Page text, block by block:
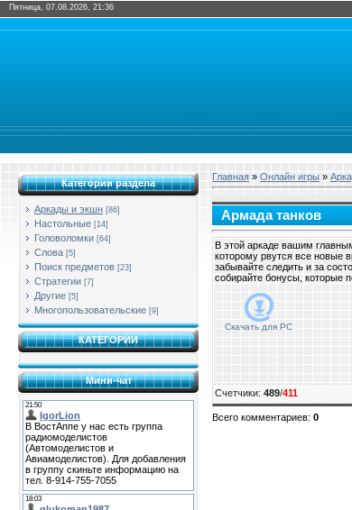
Пятница, 07.08.2026, 21:36
Категории раздела
Аркады и экшн [86]
Настольные [14]
Головоломки [64]
Слова [5]
Поиск предметов [23]
Стратегии [7]
Другие [5]
Многопользовательские [9]
КАТЕГОРИИ
Мини-чат
Главная » Онлайн игры »
Армада танков
В этой аркаде вашим
которому рвутся все новые
забывайте следить и за
собирайте бонусы, которые
Скачать для PC
Счетчики: 489/411
Всего комментариев: 0